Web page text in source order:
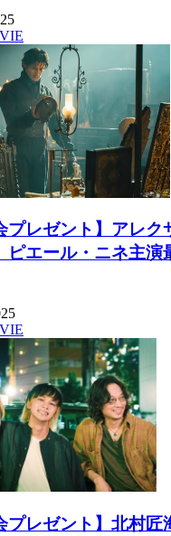
プレゼント】アレク
ピエール・ニネ主演
プレゼント】北村